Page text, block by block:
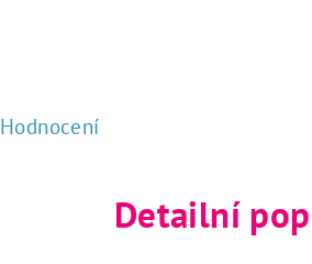
Hodnocení
Detailní